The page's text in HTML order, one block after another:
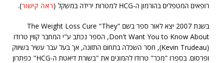
רופאים המטפלים בהורמון ה-HCG למטרות ירידה במשקל (
ראה קישור).
בשנת 2007 יצא לאור ספר בשם The Weight Loss Cure "They"
Don't Want You to Know About, הספר נכתב ע"י המחבר קווין טרודו
(Kevin Trudeau), חסר השכלה בתחום התזונה, אך בעל עבר עשיר בשיווק
ופרסום. בספרו "מכר" טרודו להמונים את "בשורת דיאטת ה-HCG" כפתרון